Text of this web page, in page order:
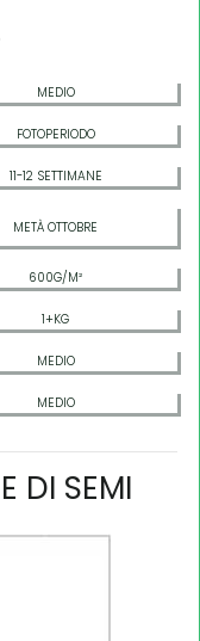
MEDIO
FOTOPERIODO
11-12 SETTIMANE
METÀ OTTOBRE
600G/M²
1+KG
MEDIO
MEDIO
DI SEMI